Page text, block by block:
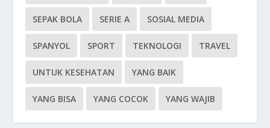
SEPAK BOLA SERIE A SOSIAL MEDIA
SPANYOL SPORT TEKNOLOGI TRAVEL
UNTUK KESEHATAN YANG BAIK
YANG BISA YANG COCOK YANG WAJIB